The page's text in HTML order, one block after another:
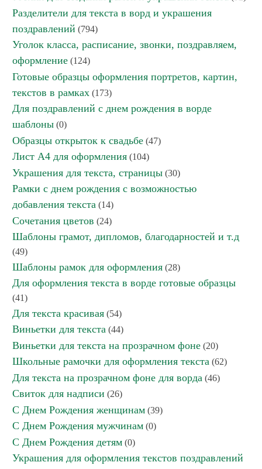
Разделители для текста в ворд и украшения
поздравлений (794)
Уголок класса, расписание, звонки, поздравляем,
оформление (124)
Готовые образцы оформления портретов, картин,
текстов в рамках (173)
Для поздравлений с днем рождения в ворде
шаблоны (0)
Образцы открыток к свадьбе (47)
Лист А4 для оформления (104)
Украшения для текста, страницы (30)
Рамки с днем рождения с возможностью
добавления текста (14)
Сочетания цветов (24)
Шаблоны грамот, дипломов, благодарностей и т.д
(49)
Шаблоны рамок для оформления (28)
Для оформления текста в ворде готовые образцы
(41)
Для текста красивая (54)
Виньетки для текста (44)
Виньетки для текста на прозрачном фоне (20)
Школьные рамочки для оформления текста (62)
Для текста на прозрачном фоне для ворда (46)
Свиток для надписи (26)
С Днем Рождения женщинам (39)
С Днем Рождения мужчинам (0)
С Днем Рождения детям (0)
Украшения для оформления текстов поздравлений